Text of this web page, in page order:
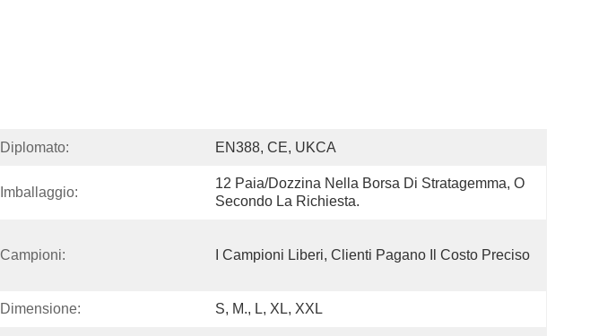
Diplomato: EN388, CE, UKCA
Imballaggio:
12 Paia/dozzina Nella Borsa Di Stratagemma, O
Secondo La Richiesta.
Campioni: I Campioni Liberi, Clienti Pagano Il Costo Preciso
Dimensione: S, M., L, XL, XXL